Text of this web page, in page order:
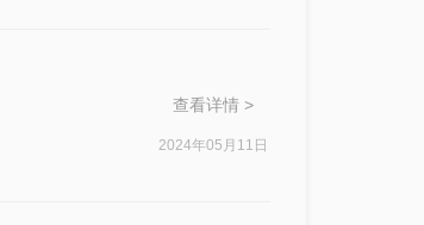
查看详情 >
2024年05月11日